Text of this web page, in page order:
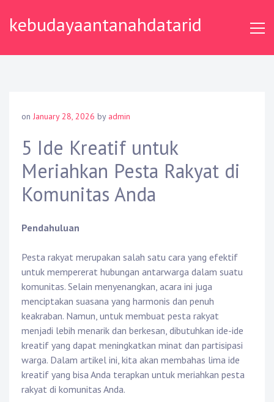
kebudayaantanahdatarid
on January 28, 2026 by admin
5 Ide Kreatif untuk
Meriahkan Pesta Rakyat di
Komunitas Anda
Pendahuluan
Pesta rakyat merupakan salah satu cara yang efektif
untuk mempererat hubungan antarwarga dalam suatu
komunitas. Selain menyenangkan, acara ini juga
menciptakan suasana yang harmonis dan penuh
keakraban. Namun, untuk membuat pesta rakyat
menjadi lebih menarik dan berkesan, dibutuhkan ide-ide
kreatif yang dapat meningkatkan minat dan partisipasi
warga. Dalam artikel ini, kita akan membahas lima ide
kreatif yang bisa Anda terapkan untuk meriahkan pesta
rakyat di komunitas Anda.